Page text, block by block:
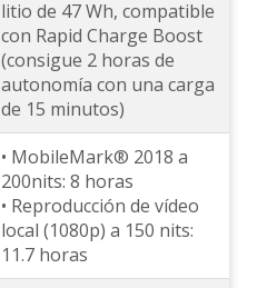
litio de 47 Wh, compatible
con Rapid Charge Boost
(consigue 2 horas de
autonomía con una carga
de 15 minutos)
• MobileMark® 2018 a
200nits: 8 horas
• Reproducción de vídeo
local (1080p) a 150 nits:
11.7 horas